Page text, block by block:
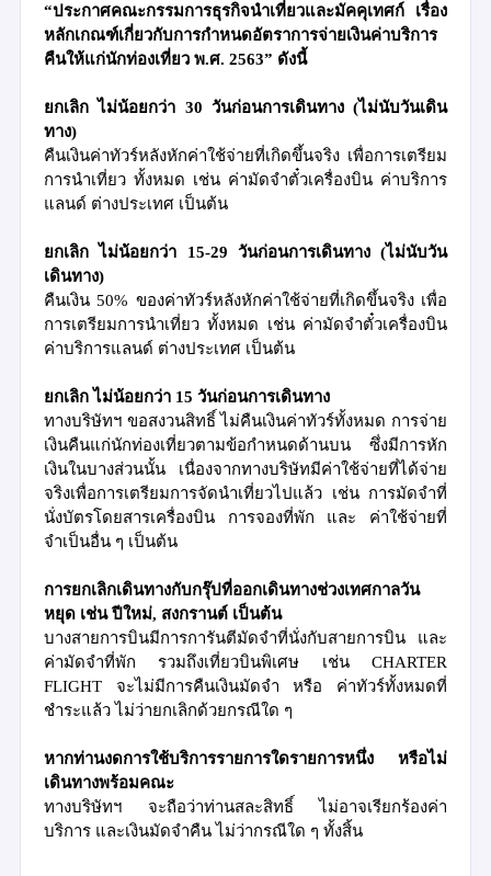
“ประกาศคณะกรรมการธุรกิจนำเที่ยวและมัคคุเทศก์ เรื่อง
หลักเกณฑ์เกี่ยวกับการกำหนดอัตราการจ่ายเงินค่าบริการ
คืนให้แก่นักท่องเที่ยว พ.ศ. 2563” ดังนี้
ยกเลิก ไม่น้อยกว่า 30 วันก่อนการเดินทาง (ไม่นับวันเดิน
ทาง)
คืนเงินค่าทัวร์หลังหักค่าใช้จ่ายที่เกิดขึ้นจริง เพื่อการเตรียม
การนำเที่ยว ทั้งหมด เช่น ค่ามัดจำตั๋วเครื่องบิน ค่าบริการ
แลนด์ ต่างประเทศ เป็นต้น
ยกเลิก ไม่น้อยกว่า 15-29 วันก่อนการเดินทาง (ไม่นับวัน
เดินทาง)
คืนเงิน 50% ของค่าทัวร์หลังหักค่าใช้จ่ายที่เกิดขึ้นจริง เพื่อ
การเตรียมการนำเที่ยว ทั้งหมด เช่น ค่ามัดจำตั๋วเครื่องบิน
ค่าบริการแลนด์ ต่างประเทศ เป็นต้น
ยกเลิก ไม่น้อยกว่า 15 วันก่อนการเดินทาง
ทางบริษัทฯ ขอสงวนสิทธิ์ ไม่คืนเงินค่าทัวร์ทั้งหมด การจ่าย
เงินคืนแก่นักท่องเที่ยวตามข้อกำหนดด้านบน ซึ่งมีการหัก
เงินในบางส่วนนั้น เนื่องจากทางบริษัทมีค่าใช้จ่ายที่ได้จ่าย
จริงเพื่อการเตรียมการจัดนำเที่ยวไปแล้ว เช่น การมัดจำที่
นั่งบัตรโดยสารเครื่องบิน การจองที่พัก และ ค่าใช้จ่ายที่
จำเป็นอื่น ๆ เป็นต้น
การยกเลิกเดินทางกับกรุ๊ปที่ออกเดินทางช่วงเทศกาลวัน
หยุด เช่น ปีใหม่, สงกรานต์ เป็นต้น
บางสายการบินมีการการันตีมัดจำที่นั่งกับสายการบิน และ
ค่ามัดจำที่พัก รวมถึงเที่ยวบินพิเศษ เช่น CHARTER
FLIGHT จะไม่มีการคืนเงินมัดจำ หรือ ค่าทัวร์ทั้งหมดที่
ชำระแล้ว ไม่ว่ายกเลิกด้วยกรณีใด ๆ
หากท่านงดการใช้บริการรายการใดรายการหนึ่ง หรือไม่
เดินทางพร้อมคณะ
ทางบริษัทฯ จะถือว่าท่านสละสิทธิ์ ไม่อาจเรียกร้องค่า
บริการ และเงินมัดจำคืน ไม่ว่ากรณีใด ๆ ทั้งสิ้น